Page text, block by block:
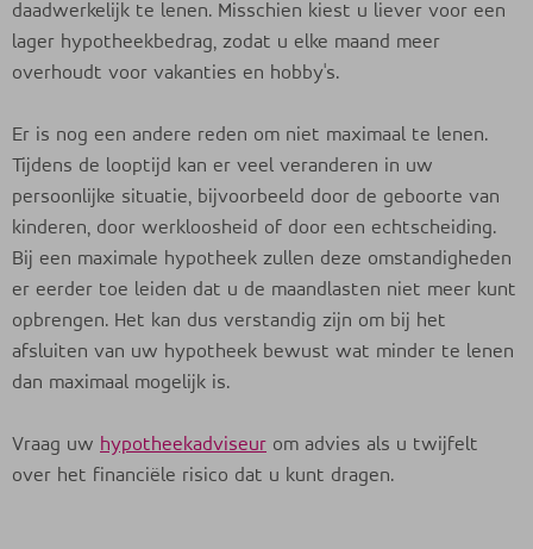
daadwerkelijk te lenen. Misschien kiest u liever voor een
lager hypotheekbedrag, zodat u elke maand meer
overhoudt voor vakanties en hobby's.
Er is nog een andere reden om niet maximaal te lenen.
Tijdens de looptijd kan er veel veranderen in uw
persoonlijke situatie, bijvoorbeeld door de geboorte van
kinderen, door werkloosheid of door een echtscheiding.
Bij een maximale hypotheek zullen deze omstandigheden
er eerder toe leiden dat u de maandlasten niet meer kunt
opbrengen. Het kan dus verstandig zijn om bij het
afsluiten van uw hypotheek bewust wat minder te lenen
dan maximaal mogelijk is.
Vraag uw hypotheekadviseur om advies als u twijfelt
over het financiële risico dat u kunt dragen.